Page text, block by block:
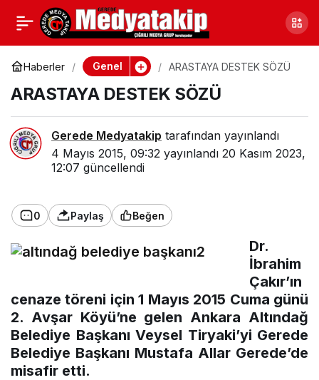
Haberler Genel ARASTAYA DESTEK SÖZÜ
ARASTAYA DESTEK SÖZÜ
Gerede Medyatakip tarafından yayınlandı
4 Mayıs 2015, 09:32 yayınlandı 20 Kasım 2023,
12:07 güncellendi
0 Paylaş Beğen
Dr.
İbrahim
Çakır’ın
cenaze töreni için 1 Mayıs 2015 Cuma günü
2. Avşar Köyü’ne gelen Ankara Altındağ
Belediye Başkanı Veysel Tiryaki’yi Gerede
Belediye Başkanı Mustafa Allar Gerede’de
misafir etti.
ŞİİR YARIŞMASI YARIN Paylaş